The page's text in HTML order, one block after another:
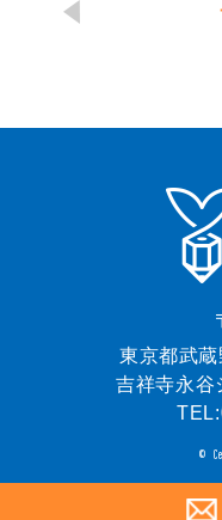
東京都武
吉祥寺永谷
TEL:
©